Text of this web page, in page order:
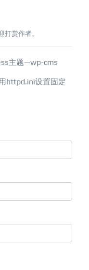
打赏作者。
主题—wp-cms
httpd.ini设置固定